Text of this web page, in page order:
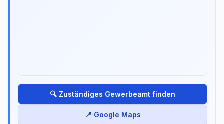
🔍 Zuständiges Gewerbeamt finden
📍 Google Maps